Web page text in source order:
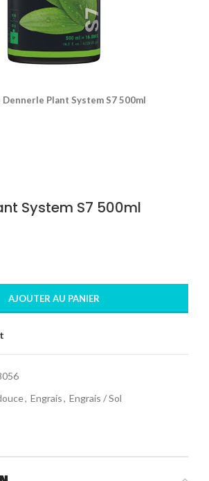
Dennerle Plant System S7 500ml
System S7 500ml
AJOUTER AU PANIER
, Engrais, Engrais / Sol